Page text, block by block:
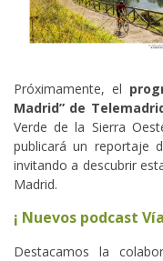
Próximamente, el
Madrid” de
Verde de la Sierra
publicará un reportaje
invitando a descubrir
Madrid.
¡ Nuevos podcast
Destacamos la